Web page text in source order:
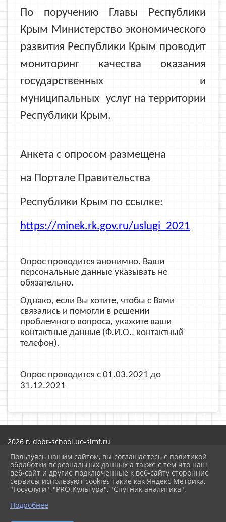
По поручению Главы Республики
Крым Министерство экономического
развития Республики Крым проводит
мониторинг качества оказания
государственных и
муниципальных услуг на территории
Республики Крым.
Анкета с опросом размещена
на Портале Правительства
Республики Крым по ссылке:
https://minek.rk.gov.ru/uslugi_2021
Опрос проводится анонимно. Ваши
персональные данные указывать не
обязательно.
Однако, если Вы хотите, чтобы с Вами
связались и помогли в решении
проблемного вопроса, укажите ваши
контактные данные (Ф.И.О., контактный
телефон).
Опрос проводится с 01.03.2021 до
31.12.2021
2026 г. dobr-school.uo-simf.ru
Карта сайта
Политика обработки персональных данных
Сделано на KubCMS
Разработка и поддержка
Пользуясь нашим сайтом, вы соглашаетесь с политикой
обработки персональных данных а также с тем что наш
веб-сайт и другие подключенные к веб-сайту сторонние
сервисы используют cookies такие как Яндекс Метрика,
"Госуслуги", "PRO.Культура", "Спутник аналитика".
Подробнее